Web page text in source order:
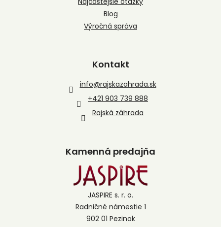
Blog
Výročná správa
Kontakt
info@rajskazahrada.sk
+421 903 739 888
Rajská záhrada
Kamenná predajňa
JASPIRE s. r. o.
Radničné námestie 1
902 01 Pezinok